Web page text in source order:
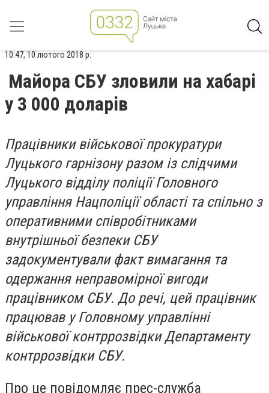
10:47, 10 лютого 2018 р.
Майора СБУ зловили на хабарі
у 3 000 доларів
Працівники військової прокуратури
Луцького гарнізону разом із слідчими
Луцького відділу поліції Головного
управління Нацполіції області та спільно з
оперативними співробітниками
внутрішньої безпеки СБУ
задокументували факт вимагання та
одержання неправомірної вигоди
працівником СБУ. До речі, цей працівник
працював у Головному управлінні
військової контррозвідки Департаменту
контррозвідки СБУ.
Про це повідомляє прес-служба